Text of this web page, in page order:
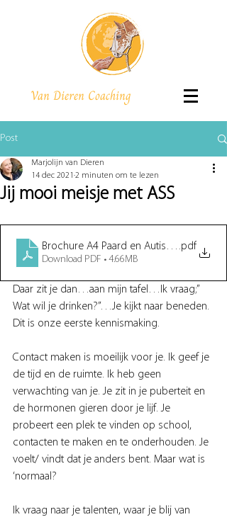
Van Dieren Coaching
Post
Jij mooi meisje met ASS
Marjolijn van Dieren
14 dec 2021 2 minuten om te lezen
Brochure A4 Paard en Autisme 2021-2
.pdf
Download PDF • 4.66MB
Daar zit je dan…aan mijn tafel…Ik vraag;”
Wat wil je drinken?”…Je kijkt naar beneden.
Dit is onze eerste kennismaking.
Contact maken is moeilijk voor je. Ik geef je
de tijd en de ruimte. Ik heb geen
verwachting van je. Je zit in je puberteit en
de hormonen gieren door je lijf. Je
probeert een plek te vinden op school,
contacten te maken en te onderhouden. Je
voelt/ vindt dat je anders bent. Maar wat is
‘normaal?
Ik vraag naar je talenten, waar je blij van